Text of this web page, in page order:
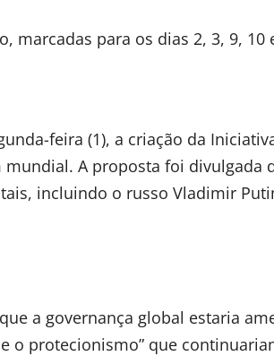
marcadas para os dias 2, 3, 9, 10
feira (1), a criação da
A proposta foi divulgada
incluindo o russo Vladimir
a governança global estaria
o protecionismo” que